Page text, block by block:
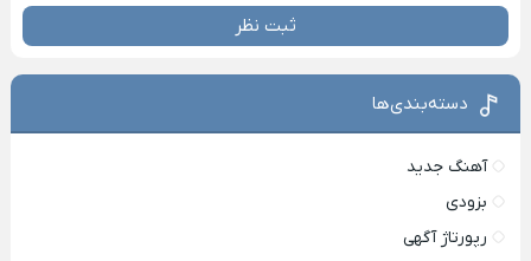
ثبت نظر
دسته‌بندی‌ها
آهنگ جدید
بزودی
رپورتاژ آگهی